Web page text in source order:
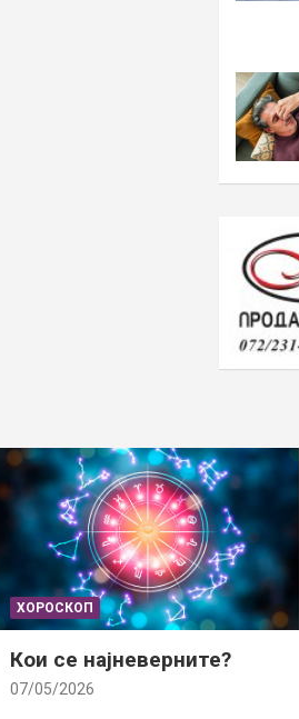
ХОРОСКОП
Кои се најневерните?
07/05/2026